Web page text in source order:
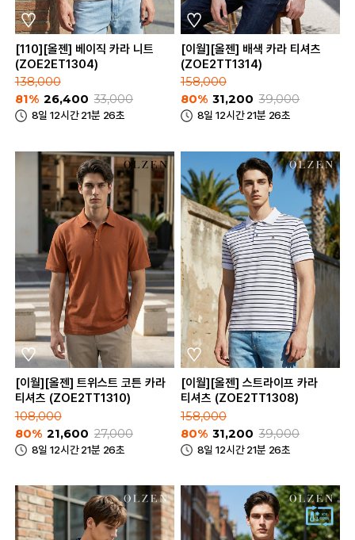
[110][올젠] 베이직 카라 니트
(ZOE2ET1304)
138,000
81% 26,400 33,000
8일 12시간 21분 26초
[이월][올젠] 배색 카라 티셔츠
(ZOE2TT1314)
158,000
80% 31,200 39,000
8일 12시간 21분 26초
[이월][올젠] 트위스트 코튼 카라
티셔츠 (ZOE2TT1310)
108,000
80% 21,600 27,000
8일 12시간 21분 26초
[이월][올젠] 스트라이프 카라
티셔츠 (ZOE2TT1308)
158,000
80% 31,200 39,000
8일 12시간 21분 26초